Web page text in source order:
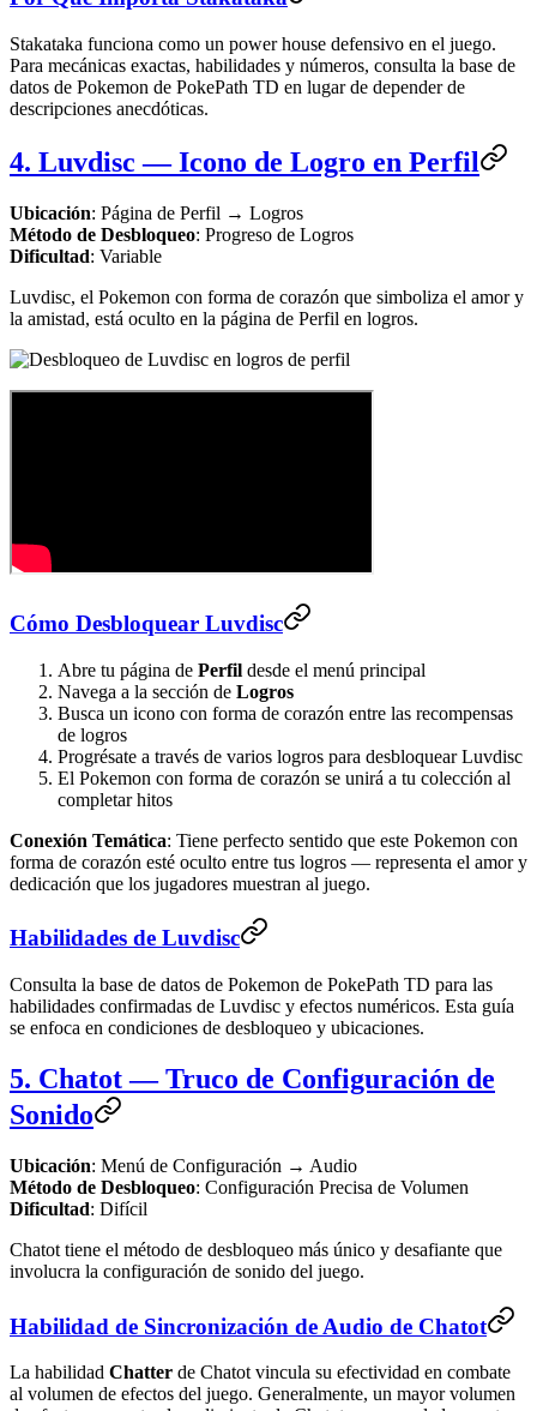
Stakataka funciona como un power house defensivo en el juego.
Para mecánicas exactas, habilidades y números, consulta la base de
datos de Pokemon de PokePath TD en lugar de depender de
descripciones anecdóticas.
4. Luvdisc — Icono de Logro en Perfil
Ubicación: Página de Perfil → Logros
Método de Desbloqueo: Progreso de Logros
Dificultad: Variable
Luvdisc, el Pokemon con forma de corazón que simboliza el amor y
la amistad, está oculto en la página de Perfil en logros.
Cómo Desbloquear Luvdisc
Abre tu página de Perfil desde el menú principal
Navega a la sección de Logros
Busca un icono con forma de corazón entre las recompensas
de logros
Progrésate a través de varios logros para desbloquear Luvdisc
El Pokemon con forma de corazón se unirá a tu colección al
completar hitos
Conexión Temática: Tiene perfecto sentido que este Pokemon con
forma de corazón esté oculto entre tus logros — representa el amor y
dedicación que los jugadores muestran al juego.
Habilidades de Luvdisc
Consulta la base de datos de Pokemon de PokePath TD para las
habilidades confirmadas de Luvdisc y efectos numéricos. Esta guía
se enfoca en condiciones de desbloqueo y ubicaciones.
5. Chatot — Truco de Configuración de
Sonido
Ubicación: Menú de Configuración → Audio
Método de Desbloqueo: Configuración Precisa de Volumen
Dificultad: Difícil
Chatot tiene el método de desbloqueo más único y desafiante que
involucra la configuración de sonido del juego.
Habilidad de Sincronización de Audio de Chatot
La habilidad Chatter de Chatot vincula su efectividad en combate
al volumen de efectos del juego. Generalmente, un mayor volumen